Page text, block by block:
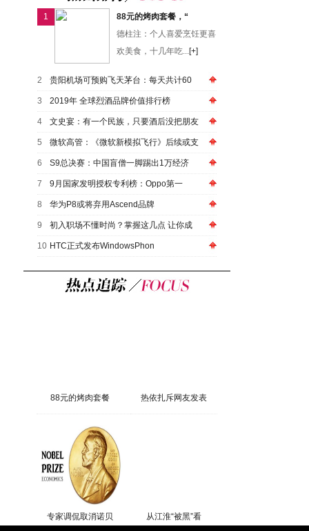
1
88元的烤肉套餐，“
德柱注：个人喜爱烹饪更喜
欢美食，十几年吃...[+]
2 贵阳机场可预购飞天茅台：每天共计60
3 2019年 全球烈酒品牌价值排行榜
4 文史宴：有一个民族，只要酒后没把朋友
5 微软高管：《微软新模拟飞行》后续或支
6 S9总决赛：中国盲僧一脚踢出1万经济
7 9月国家发明授权专利榜：Oppo第一
8 华为P8或将弃用Ascend品牌
9 初入职场不懂时尚？掌握这几点 让你成
10 HTC正式发布WindowsPhon
88元的烤肉套餐 热依扎斥网友发表
专家调侃取消诺贝 从江淮“被黑”看